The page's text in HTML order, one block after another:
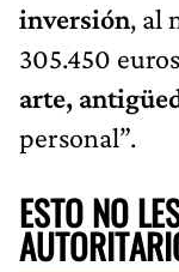
inversión, al
305.450
arte,
personal”.
ESTO NO